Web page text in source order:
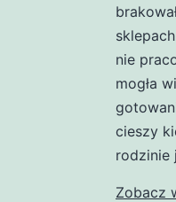
nie
mogła
cieszy
rodzinie
Zobacz